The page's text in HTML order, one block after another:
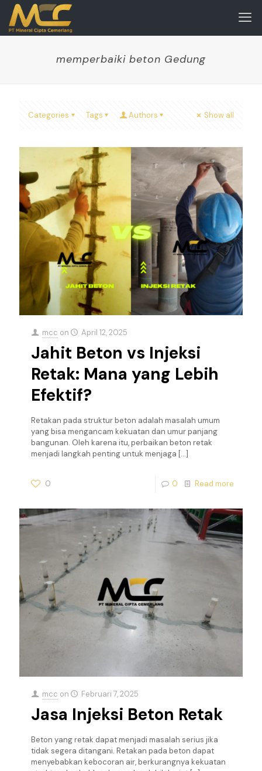
memperbaiki beton Gedung
Categories Tags Authors Show all
mcc on April 12, 2025
Jahit Beton vs Injeksi
Retak: Mana yang Lebih
Efektif?
Retakan pada struktur beton adalah masalah umum
yang bisa mengancam kekuatan dan umur panjang
bangunan. Oleh karena itu, perbaikan beton retak
menjadi langkah penting untuk menjaga […]
0 0 Read more
mcc on Februari 7, 2025
Jasa Injeksi Beton Retak
Beton yang retak dapat menjadi masalah serius jika
tidak segera ditangani. Retakan pada beton dapat
menyebabkan kebocoran air, berkurangnya kekuatan